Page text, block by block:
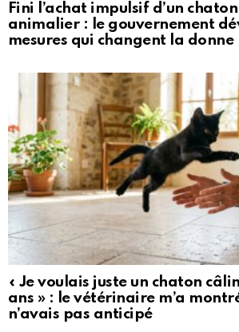
Fini l’achat impulsif d’un
animalier : le gouvernement
mesures qui changent la donne
« Je voulais juste un chaton
ans » : le vétérinaire m’a
n’avais pas anticipé